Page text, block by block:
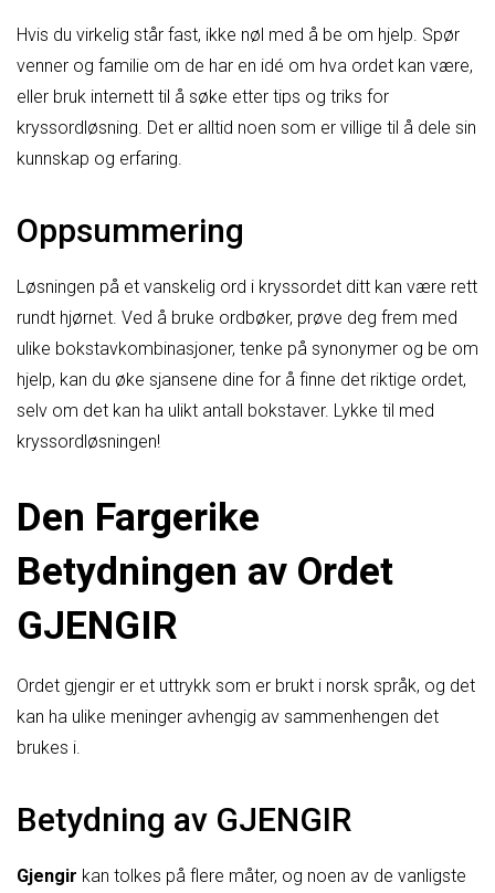
Hvis du virkelig står fast, ikke nøl med å be om hjelp. Spør
venner og familie om de har en idé om hva ordet kan være,
eller bruk internett til å søke etter tips og triks for
kryssordløsning. Det er alltid noen som er villige til å dele sin
kunnskap og erfaring.
Oppsummering
Løsningen på et vanskelig ord i kryssordet ditt kan være rett
rundt hjørnet. Ved å bruke ordbøker, prøve deg frem med
ulike bokstavkombinasjoner, tenke på synonymer og be om
hjelp, kan du øke sjansene dine for å finne det riktige ordet,
selv om det kan ha ulikt antall bokstaver. Lykke til med
kryssordløsningen!
Den Fargerike
Betydningen av Ordet
GJENGIR
Ordet gjengir er et uttrykk som er brukt i norsk språk, og det
kan ha ulike meninger avhengig av sammenhengen det
brukes i.
Betydning av GJENGIR
Gjengir kan tolkes på flere måter, og noen av de vanligste